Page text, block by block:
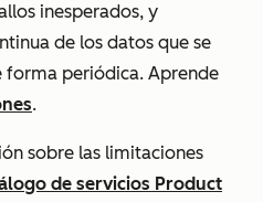
inesperados, y
de los datos que se
forma periódica. Aprende
.
sobre las limitaciones
de servicios Product